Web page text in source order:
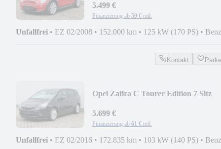
5.499 €
Finanzierung ab 59 € mtl.
Unfallfrei • EZ 02/2008 • 152.000 km • 125 kW (170 PS) •
Kontakt
Opel Zafira C Tourer Edition 7 Sitz
5.699 €
Finanzierung ab 61 € mtl.
Unfallfrei • EZ 02/2016 • 172.835 km • 103 kW (140 PS) •